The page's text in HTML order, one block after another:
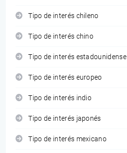
Tipo de interés chileno
Tipo de interés chino
Tipo de interés estadounidense
Tipo de interés europeo
Tipo de interés indio
Tipo de interés japonés
Tipo de interés mexicano